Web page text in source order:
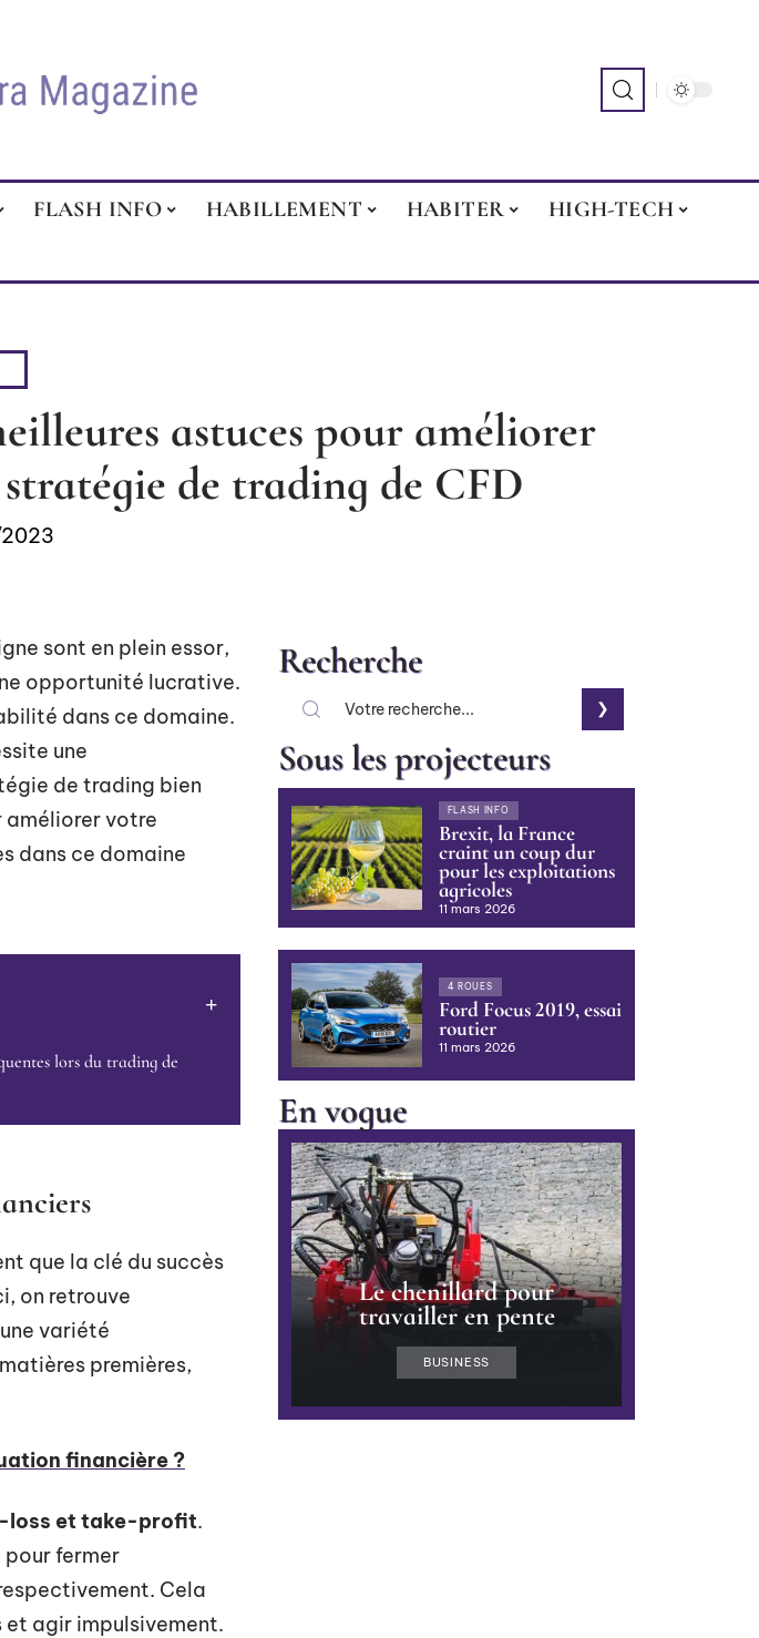
FLASH INFO HABILLEMENT HABITER
HIGH-TECH
astuces pour améliorer
de trading de CFD
sont en plein essor,
opportunité lucrative.
dans ce domaine.
une
de trading bien
améliorer votre
dans ce domaine
lors du trading de
que la clé du succès
on retrouve
variété
premières,
financière ?
loss et take-profit.
pour fermer
Cela
et agir impulsivement.
Recherche
Sous les projecteurs
FLASH INFO
Brexit, la France
craint un coup dur
pour les exploitations
agricoles
11 mars 2026
4 ROUES
Ford Focus 2019, essai
routier
11 mars 2026
En vogue
Le chenillard pour
travailler en pente
BUSINESS